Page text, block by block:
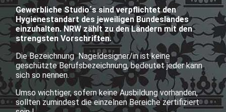
Gewerbliche Studio´s sind verpflichtet den
Hygienestandart des jeweiligen Bundeslandes
einzuhalten. NRW zählt zu den Ländern mit den
strengsten Vorschriften.
Die Bezeichnung Nageldesigner/in ist keine
geschützte Berufsbezeichnung, bedeutet jeder kann
sich so nennen.
Umso wichtiger, sofern keine Ausbildung vorhanden,
sollten zumindest die einzelnen Bereiche zertifiziert